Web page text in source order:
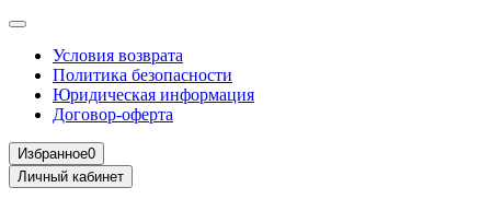
Условия возврата
Политика безопасности
Юридическая информация
Договор-оферта
Избранное0
Личный кабинет